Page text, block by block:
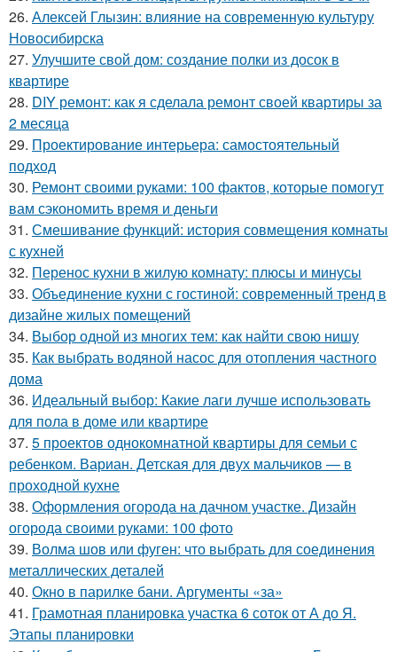
26. Алексей Глызин: влияние на современную культуру
Новосибирска
27. Улучшите свой дом: создание полки из досок в
квартире
28. DIY ремонт: как я сделала ремонт своей квартиры за
2 месяца
29. Проектирование интерьера: самостоятельный
подход
30. Ремонт своими руками: 100 фактов, которые помогут
вам сэкономить время и деньги
31. Смешивание функций: история совмещения комнаты
с кухней
32. Перенос кухни в жилую комнату: плюсы и минусы
33. Объединение кухни с гостиной: современный тренд в
дизайне жилых помещений
34. Выбор одной из многих тем: как найти свою нишу
35. Как выбрать водяной насос для отопления частного
дома
36. Идеальный выбор: Какие лаги лучше использовать
для пола в доме или квартире
37. 5 проектов однокомнатной квартиры для семьи с
ребенком. Вариан. Детская для двух мальчиков — в
проходной кухне
38. Оформления огорода на дачном участке. Дизайн
огорода своими руками: 100 фото
39. Волма шов или фуген: что выбрать для соединения
металлических деталей
40. Окно в парилке бани. Аргументы «за»
41. Грамотная планировка участка 6 соток от А до Я.
Этапы планировки